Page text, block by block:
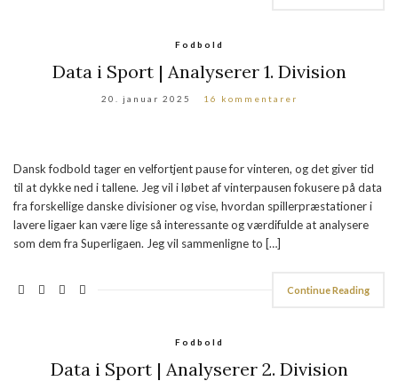
Fodbold
Data i Sport | Analyserer 1. Division
20. januar 2025 16 kommentarer
Dansk fodbold tager en velfortjent pause for vinteren, og det giver tid
til at dykke ned i tallene. Jeg vil i løbet af vinterpausen fokusere på data
fra forskellige danske divisioner og vise, hvordan spillerpræstationer i
lavere ligaer kan være lige så interessante og værdifulde at analysere
som dem fra Superligaen. Jeg vil sammenligne to […]
Continue Reading
Fodbold
Data i Sport | Analyserer 2. Division